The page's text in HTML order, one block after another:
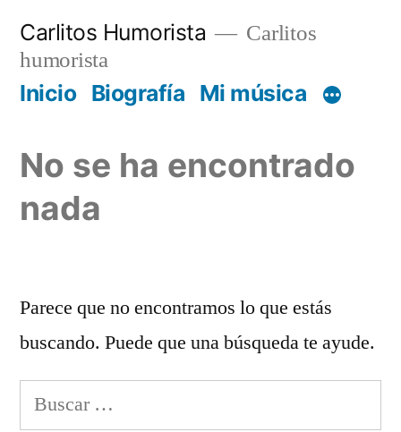
contenido
Carlitos Humorista
Carlitos
humorista
Inicio Biografía Mi música
No se ha encontrado
nada
Parece que no encontramos lo que estás
buscando. Puede que una búsqueda te ayude.
Buscar: